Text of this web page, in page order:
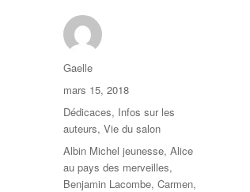
Gaelle
mars 15, 2018
Dédicaces, Infos sur les
auteurs,Vie du salon
Albin Michel jeunesse,Alice
au pays des merveilles,
Benjamin Lacombe,Carmen,